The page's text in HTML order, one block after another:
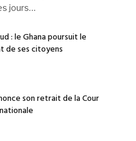
jours…
: le Ghana poursuit le
de ses citoyens
son retrait de la Cour